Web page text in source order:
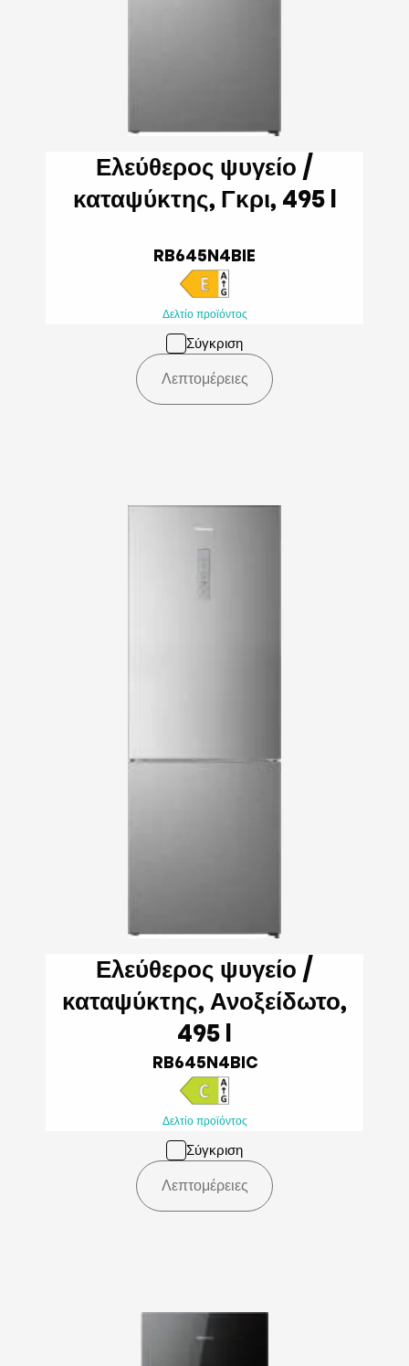
Ελεύθερος ψυγείο /
καταψύκτης, Γκρι, 495 l
RB645N4BIE
Δελτίο προϊόντος
Σύγκριση
Λεπτομέρειες
Ελεύθερος ψυγείο /
καταψύκτης, Ανοξείδωτο,
495 l
RB645N4BIC
Δελτίο προϊόντος
Σύγκριση
Λεπτομέρειες